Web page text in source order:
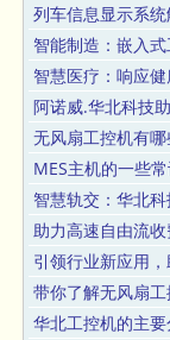
列车信息显示系
智能制造：嵌入
智慧医疗：响应健
阿诺威.华北科技
无风扇工控机有
MES主机的一些
智慧轨交：华北
助力高速自由流收
引领行业新应用
带你了解无风扇工
华北工控机的主